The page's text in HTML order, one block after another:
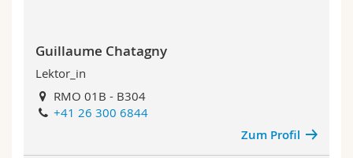
Guillaume Chatagny
Lektor_in
RMO 01B - B304
+41 26 300 6844
Zum Profil